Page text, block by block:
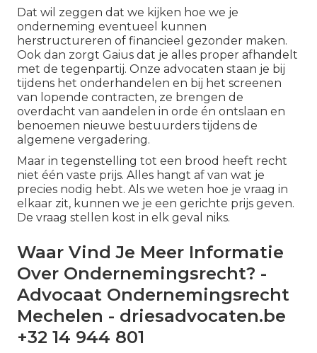
Dat wil zeggen dat we kijken hoe we je
onderneming eventueel kunnen
herstructureren of financieel gezonder maken.
Ook dan zorgt Gaius dat je alles proper afhandelt
met de tegenpartij. Onze advocaten staan je bij
tijdens het onderhandelen en bij het screenen
van lopende contracten, ze brengen de
overdacht van aandelen in orde én ontslaan en
benoemen nieuwe bestuurders tijdens de
algemene vergadering.
Maar in tegenstelling tot een brood heeft recht
niet één vaste prijs. Alles hangt af van wat je
precies nodig hebt. Als we weten hoe je vraag in
elkaar zit, kunnen we je een gerichte prijs geven.
De vraag stellen kost in elk geval niks.
Waar Vind Je Meer Informatie
Over Ondernemingsrecht? -
Advocaat Ondernemingsrecht
Mechelen - driesadvocaten.be
+32 14 944 801